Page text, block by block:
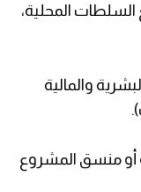
السلطات المحلية،
والمالية
أو منسق المشروع